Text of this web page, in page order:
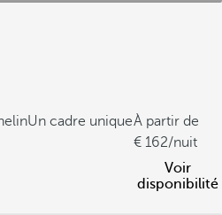
Un cadre uniqueÀ partir de
162/nuit
Voir
disponibilité